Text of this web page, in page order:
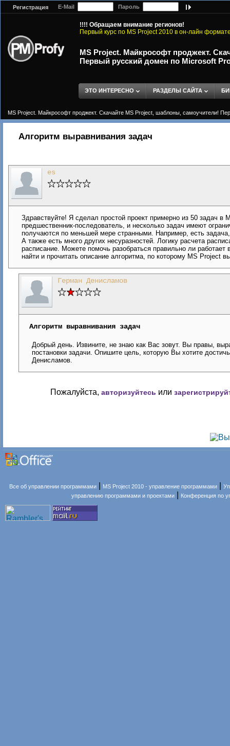
Регистрация E-Mail Пароль
!!!! Обращаем внимание регионов!
Первый курс по MS Project 2010 в он-лайн
MS Project. Майкрософт проджект.
Первый русский домен по Microsoft
ЭТО ИНТЕРЕСНО РАЗДЕЛЫ САЙТА
MS Project. Майкрософт проджект. Скачайте MS Project, шаблоны, самоучители!
Алгоритм выравнивания задач
es
Здравствуйте! Я сделал простой проект примерно из 50 задач в
предшественник-последователь, и несколько задач имеют
получаются по меньшей мере странными. Например, есть
А также есть много других несуразностей. Логику расчета
расписание. Можете помочь разобраться правильно ли
найти и прочитать описание алгоритма, по которому MS Project
Герман Денисламов
Алгоритм выравнивания задач
Добрый день. Извините, не знаю как Вас зовут. Вы правы,
постановки задачи. Опишите цель, которую Вы хотите
Денисламов.
Пожалуйста, авторизуйтесь или
Все об управлении программами MS Project 2010 - управление программами
управлению программами и проектами
Конференция по